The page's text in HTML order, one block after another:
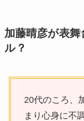
加藤晴彦が表
ル？
20代のころ、
まり心身に不